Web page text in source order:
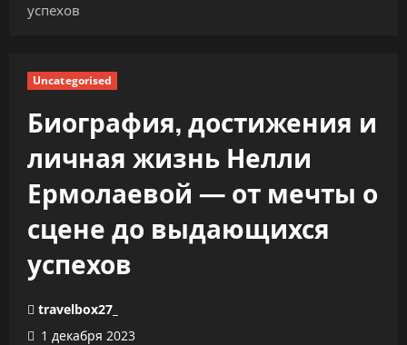
успехов
Uncategorised
Биография, достижения и
личная жизнь Нелли
Ермолаевой — от мечты о
сцене до выдающихся
успехов
travelbox27_
1 декабря 2023